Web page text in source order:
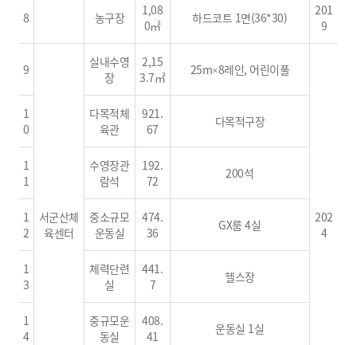
8 농구장
1,08
0㎡
하드코트 1면(36*30)
201
9
9
서군산체
육센터
실내수영
장
2,15
3.7㎡
25m×8레인, 어린이풀
202
4
1
0
다목적체
육관
921.
67
다목적구장
1
1
수영장관
람석
192.
72
200석
1
2
중소규모
운동실
474.
36
GX룸 4실
1
3
체력단련
실
441.
7
헬스장
1
4
중규모운
동실
408.
41
운동실 1실